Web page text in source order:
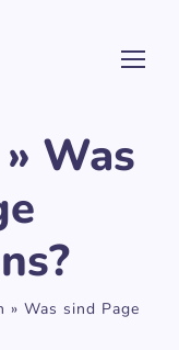
Was
» Was sind Page